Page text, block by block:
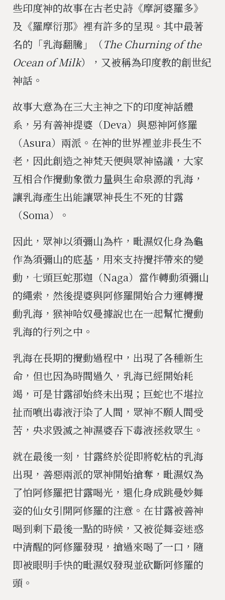
些印度神的故事在古老史詩《摩訶婆羅多》
及《羅摩衍那》裡有許多的呈現。其中最著
名的「乳海翻騰」（The Churning of the
Ocean of Milk），又被稱為印度教的創世紀
神話。
故事大意為在三大主神之下的印度神話體
系，另有善神提婆（Deva）與惡神阿修羅
（Asura）兩派。在神的世界裡並非長生不
老，因此創造之神梵天便與眾神協議，大家
互相合作攪動象徵力量與生命泉源的乳海，
讓乳海產生出能讓眾神長生不死的甘露
（Soma）。
因此，眾神以須彌山為杵，毗濕奴化身為龜
作為須彌山的底基，用來支持攪拌帶來的變
動，七頭巨蛇那迦（Naga）當作轉動須彌山
的繩索，然後提婆與阿修羅開始合力運轉攪
動乳海，猴神哈奴曼據說也在一起幫忙攪動
乳海的行列之中。
乳海在長期的攪動過程中，出現了各種新生
命，但也因為時間過久，乳海已經開始耗
竭，可是甘露卻始終未出現；巨蛇也不堪拉
扯而噴出毒液汙染了人間，眾神不願人間受
苦，央求毀滅之神濕婆吞下毒液拯救眾生。
就在最後一刻，甘露終於從即將乾枯的乳海
出現，善惡兩派的眾神開始搶奪，毗濕奴為
了怕阿修羅把甘露喝光，還化身成跳曼妙舞
姿的仙女引開阿修羅的注意。在甘露被善神
喝到剩下最後一點的時候，又被從舞姿迷惑
中清醒的阿修羅發現，搶過來喝了一口，隨
即被眼明手快的毗濕奴發現並砍斷阿修羅的
頭。